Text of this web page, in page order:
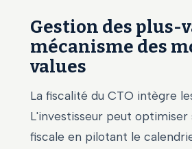
Gestion des plus-
mécanisme des
values
La fiscalité du CTO intègre
L'investisseur peut optimiser
fiscale en pilotant le